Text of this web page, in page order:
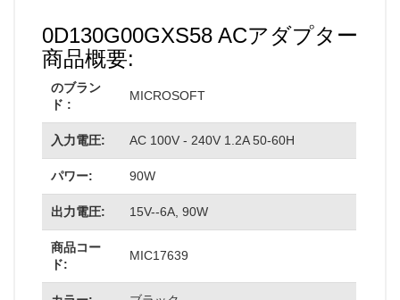
0D130G00GXS58 ACアダプター
商品概要:
のブラン
ド :
MICROSOFT
入力電圧: AC 100V - 240V 1.2A 50-60H
パワー: 90W
出力電圧: 15V--6A, 90W
商品コー
ド:
MIC17639